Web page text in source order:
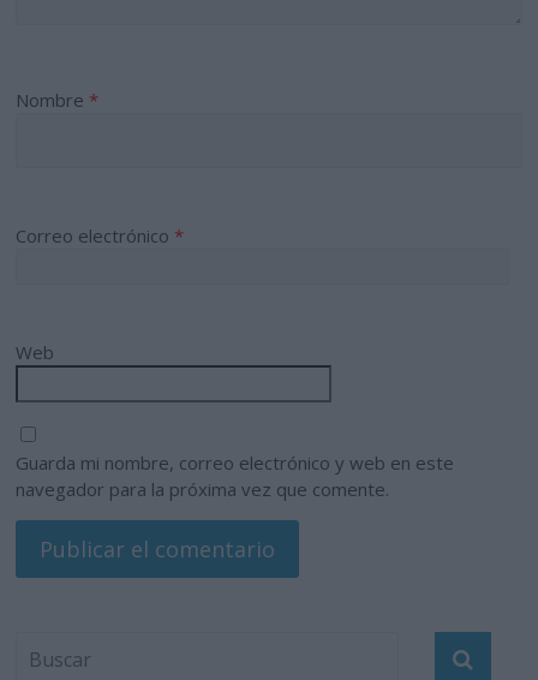
Nombre *
Correo electrónico *
Web
Guarda mi nombre, correo electrónico y web en este
navegador para la próxima vez que comente.